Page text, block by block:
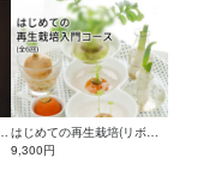
はじめての再生栽培(リボベ
ジ)入門コース
9,300円